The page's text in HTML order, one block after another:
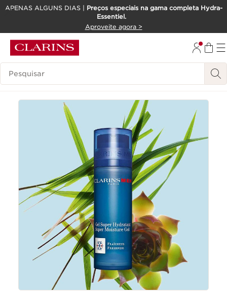
SALTAR PARA O CONTEÚDO
APENAS ALGUNS DIAS | Preços especiais na gama completa Hydra-
Essentiel.
Aproveite agora >
Pesquisar Legenda